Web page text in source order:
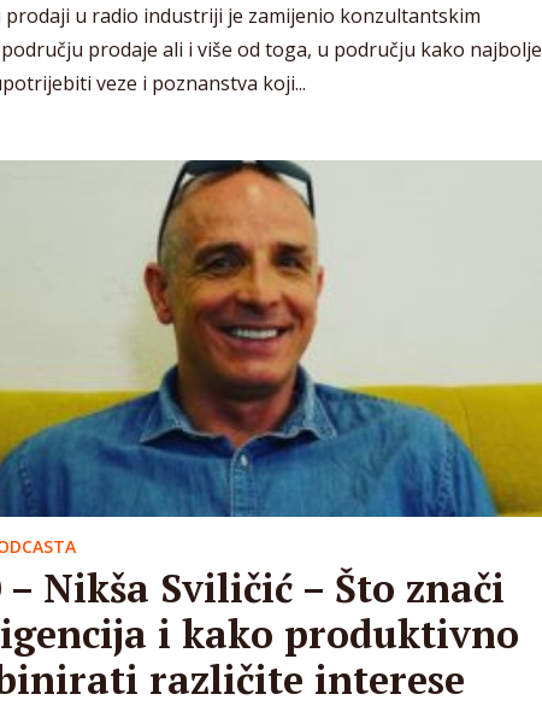
prodaji u radio industriji je zamijenio konzultantskim
prodaje ali i više od toga, u području kako najbolje
veze i poznanstva koji...
– Nikša Sviličić – Što znači
i kako produktivno
različite interese